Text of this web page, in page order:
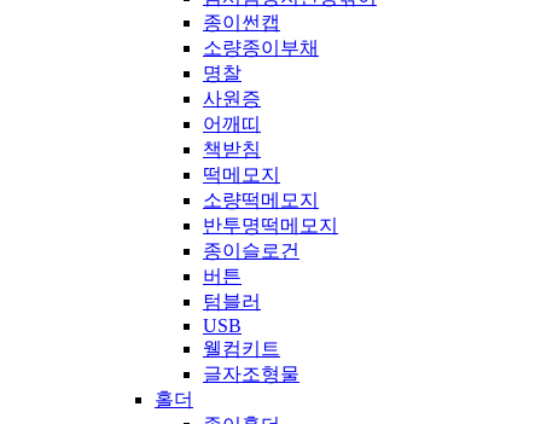
종이썬캡
소량종이부채
명찰
사원증
어깨띠
책받침
떡메모지
소량떡메모지
반투명떡메모지
종이슬로건
버튼
텀블러
USB
웰컴키트
글자조형물
홀더